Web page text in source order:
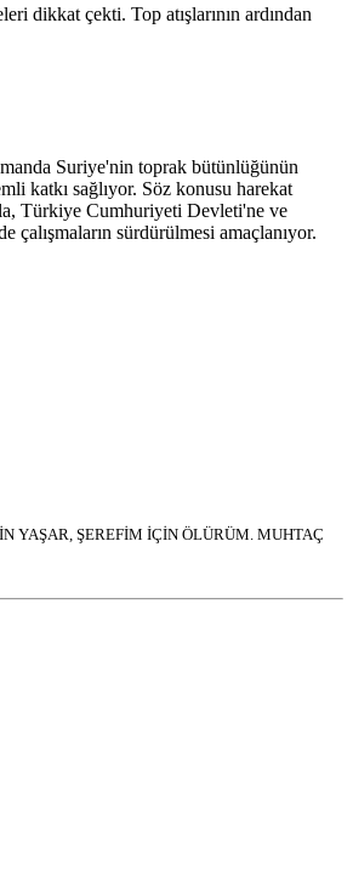
dikkat çekti. Top atışlarının ardından
Suriye'nin toprak bütünlüğünün
katkı sağlıyor. Söz konusu harekat
Türkiye Cumhuriyeti Devleti'ne ve
sürdürülmesi amaçlanıyor.
YAŞAR, ŞEREFİM İÇİN ÖLÜRÜM. MUHTAÇ